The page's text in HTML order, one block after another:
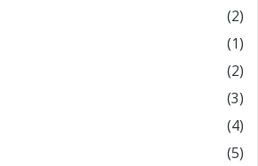
(2)
(1)
(2)
(3)
(4)
(5)